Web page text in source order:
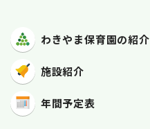
わきやま保育園の紹介
施設紹介
年間予定表